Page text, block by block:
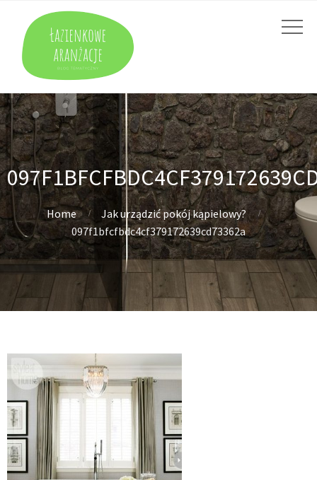
Home
Jak urządzić pokój kąpielowy?
097f1bfcfbdc4cf379172639cd73362a